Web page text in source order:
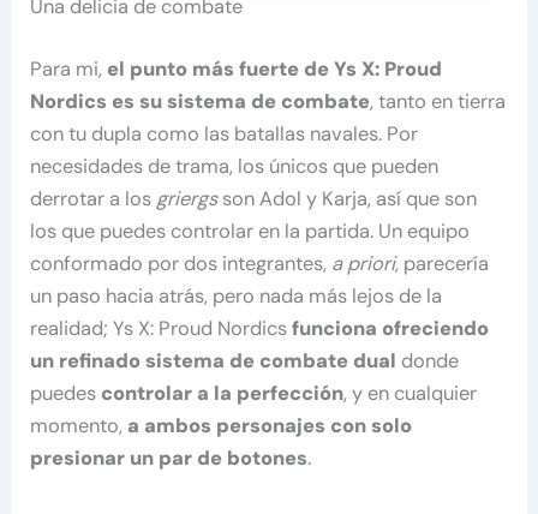
Una delicia de combate
Para mi, el punto más fuerte de Ys X: Proud
Nordics es su sistema de combate, tanto en tierra
con tu dupla como las batallas navales. Por
necesidades de trama, los únicos que pueden
derrotar a los griergsson Adol y Karja, así que son
los que puedes controlar en la partida. Un equipo
conformado por dos integrantes, a priori, parecería
un paso hacia atrás, pero nada más lejos de la
realidad; Ys X: Proud Nordicsfunciona ofreciendo
un refinado sistema de combate dual donde
puedes controlar a la perfección, y en cualquier
momento, a ambos personajes con solo
presionar un par de botones.